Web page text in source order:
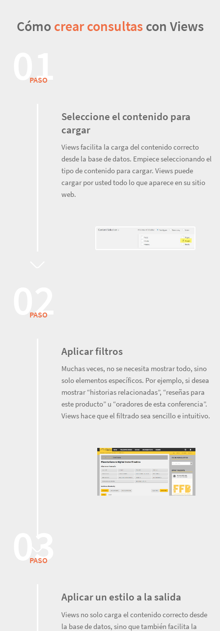
Cómocrear consultascon Views
PASO
Seleccione el contenido para
cargar
Views facilita la carga del contenido correcto
desde la base de datos. Empiece seleccionando el
tipo de contenido para cargar. Views puede
cargar por usted todo lo que aparece en su sitio
web.
PASO
Aplicar filtros
Muchas veces, no se necesita mostrar todo, sino
solo elementos específicos. Por ejemplo, si desea
mostrar “historias relacionadas”, “reseñas para
este producto” u “oradores de esta conferencia”.
Views hace que el filtrado sea sencillo e intuitivo.
PASO
Aplicar un estilo a la salida
Views no solo carga el contenido correcto desde
la base de datos, sino que también facilita la